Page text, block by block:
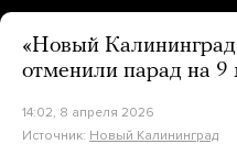
«Новый
отменили парад на 9
14:02, 8 апреля 2026
Источник: Новый Калининград